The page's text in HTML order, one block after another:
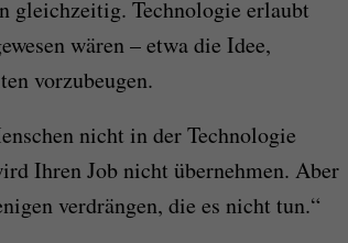
gleichzeitig. Technologie erlaubt
wären – etwa die Idee,
vorzubeugen.
nicht in der Technologie
Ihren Job nicht übernehmen. Aber
verdrängen, die es nicht tun.“